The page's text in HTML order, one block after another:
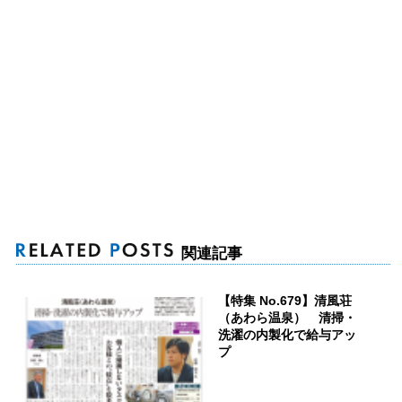
関連記事
【特集 No.679】清風荘
（あわら温泉） 清掃・
洗濯の内製化で給与アッ
プ